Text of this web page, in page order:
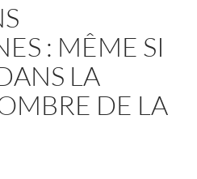
: MÊME SI
LA
DE LA